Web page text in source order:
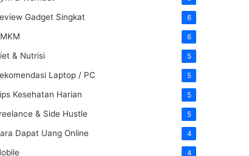
Gadget Singkat 6
6
& Nutrisi 5
Laptop / PC 5
Kesehatan Harian 5
& Side Hustle 5
Dapat Uang Online 4
4